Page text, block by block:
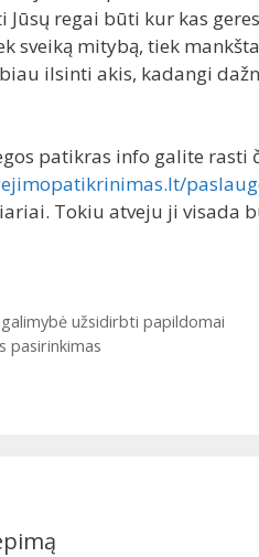
regai būti kur kas
sveiką mitybą, tiek
ilsinti akis, kadangi
patikras info galite rasti
Tokiu atveju ji visada
užsidirbti papildomai
pasirinkimas